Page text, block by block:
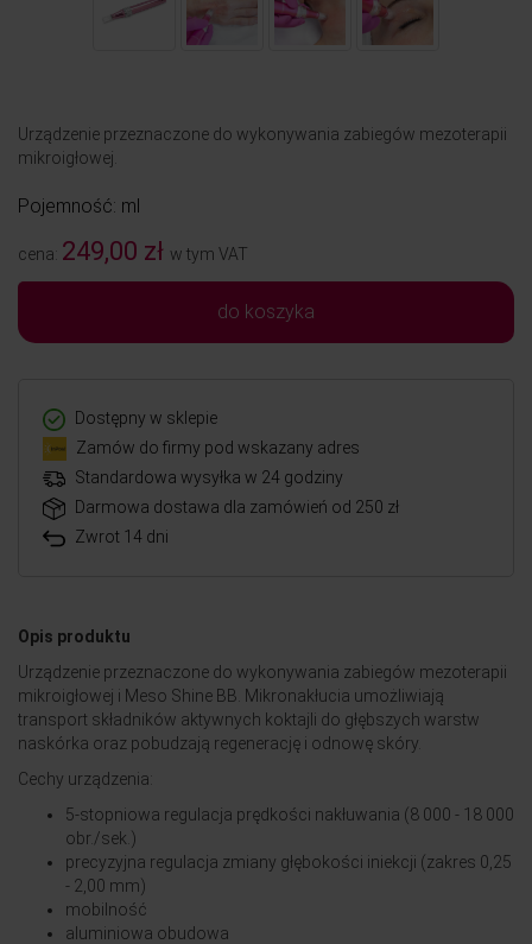
Urządzenie przeznaczone do wykonywania zabiegów mezoterapii
mikroigłowej.
Pojemność: ml
cena: 249,00 zł w tym VAT
do koszyka
Dostępny w sklepie
Zamów do firmy pod wskazany adres
Standardowa wysyłka w 24 godziny
Darmowa dostawa dla zamówień od 250 zł
Zwrot 14 dni
Opis produktu
Urządzenie przeznaczone do wykonywania zabiegów mezoterapii
mikroigłowej i Meso Shine BB. Mikronakłucia umożliwiają
transport składników aktywnych koktajli do głębszych warstw
naskórka oraz pobudzają regenerację i odnowę skóry.
Cechy urządzenia:
5-stopniowa regulacja prędkości nakłuwania (8 000 - 18 000
obr./sek.)
precyzyjna regulacja zmiany głębokości iniekcji (zakres 0,25
- 2,00 mm)
mobilność
aluminiowa obudowa